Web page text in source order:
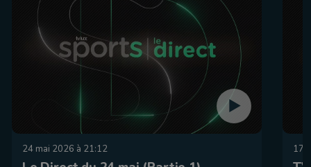
24 mai 2026 à 21:12 17